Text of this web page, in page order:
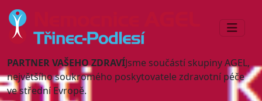
PARTNER VAŠEHO ZDRAVÍJsme součástí skupiny AGEL,
největšího soukromého poskytovatele zdravotní péče
ve střední Evropě.